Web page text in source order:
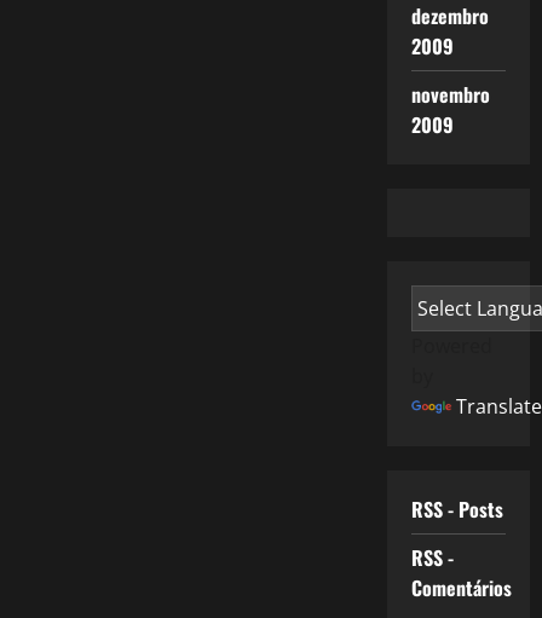
dezembro
2009
novembro
2009
Translate
RSS - Posts
RSS -
Comentários